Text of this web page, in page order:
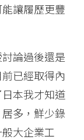
讓履歷更豐
論過後還是
已經取得內
本我才知道
多，鮮少錄
大企業工